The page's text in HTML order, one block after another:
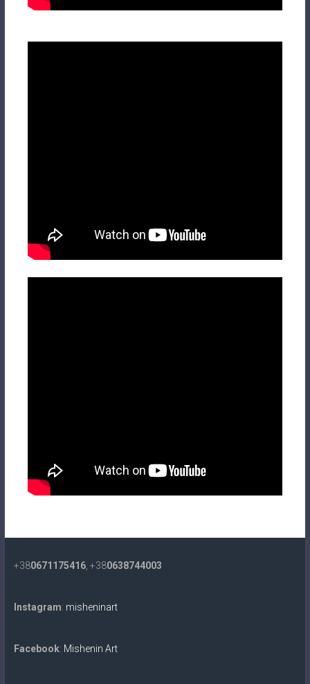
+380671175416, +380638744003
Instagram: misheninart
Facebook: Mishenin Art